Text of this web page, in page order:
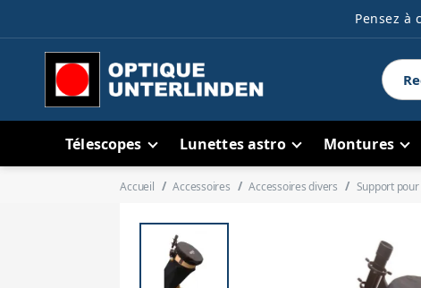
Pensez à
Télescopes Lunettes astro Montures
Accueil Accessoires Accessoires divers Support